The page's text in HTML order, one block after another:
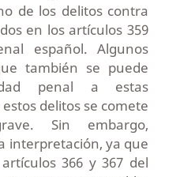
de los delitos contra
en los artículos 359
español. Algunos
también se puede
penal a estas
delitos se comete
Sin embargo,
interpretación, ya que
366 y 367 del